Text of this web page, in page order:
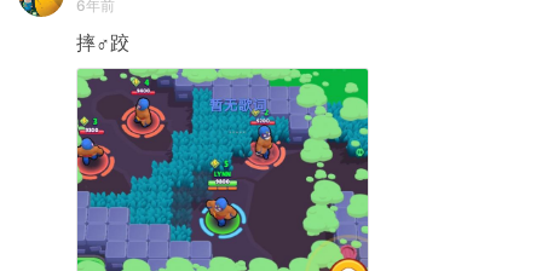
6年前
摔♂跤